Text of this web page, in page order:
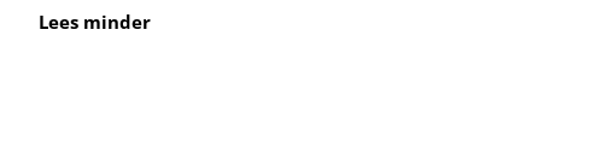
Lees minder